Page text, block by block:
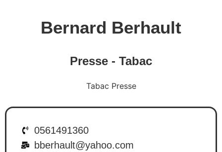
Bernard Berhault
Presse - Tabac
Tabac Presse
0561491360
bberhault@yahoo.com